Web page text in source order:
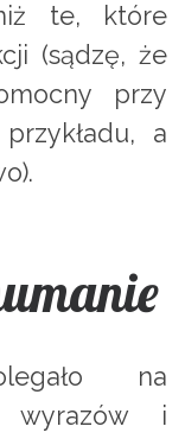
te, które
(sądzę, że
przy
a
na
wyrazów i